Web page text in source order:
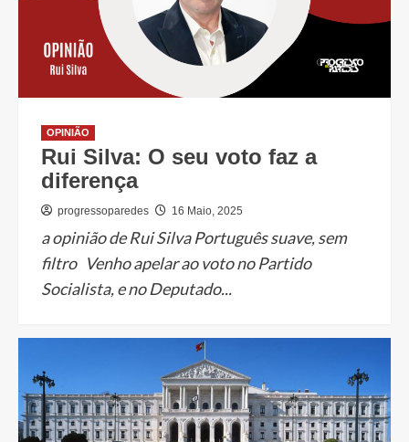
OPINIÃO
Rui Silva: O seu voto faz a
diferença
progressoparedes 16 Maio, 2025
a opinião de Rui Silva Português suave, sem
filtro Venho apelar ao voto no Partido
Socialista, e no Deputado...